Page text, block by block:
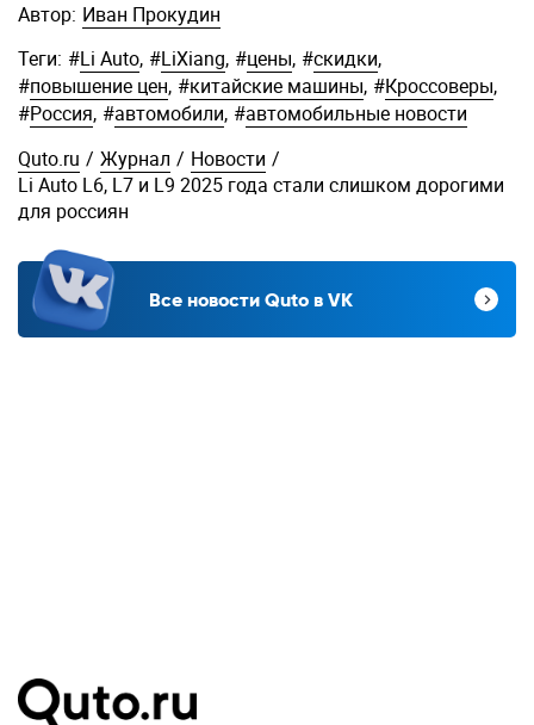
Автор: Иван Прокудин
Теги: #Li Auto, #LiXiang, #цены, #скидки,
#повышение цен, #китайские машины, #Кроссоверы,
#Россия, #автомобили, #автомобильные новости
Quto.ru / Журнал / Новости /
Li Auto L6, L7 и L9 2025 года стали слишком дорогими
для россиян
Все новости Quto в VK